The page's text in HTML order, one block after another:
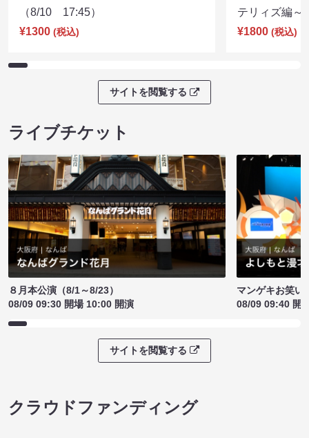
（8/10 17:45）
¥1300 (税込)
テリィズ編
¥1800 (税込)
サイトを閲覧する
ライブチケット
８月本公演（8/1～8/23）
08/09 09:30 開場 10:00 開演
マンゲキお笑い
08/09 09:40 開
サイトを閲覧する
クラウドファンディング